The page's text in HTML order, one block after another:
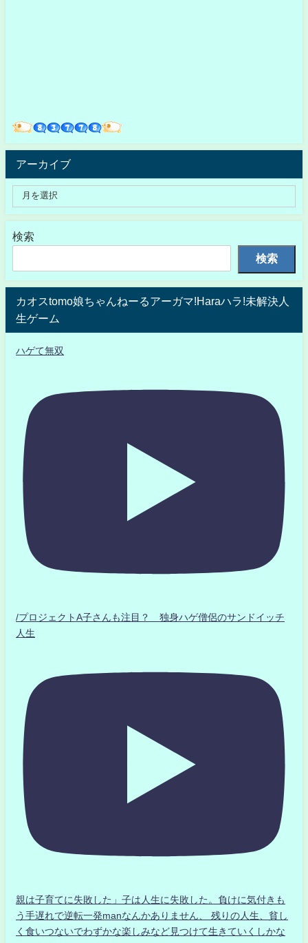
アーカイブ
検索
検索
カオスtomo娘ちゃんねーるアーガマ!Haraハラ!未解決人
生ゲーム
ハゲて無双
/プロジェクトA子さんも注目？ 独身ハゲ僧侶のサンドイッチ
人生
親は子育てに失敗した」子は人生に失敗した。負けに気付きも
う手遅れで逆転一発manなんかありません、 残りの人生、貧し
く食いつないでわずかな楽しみなど見つけて生きていくしかな